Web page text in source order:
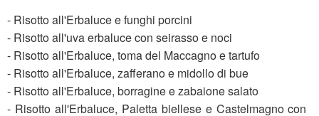
- Risotto all'Erbaluce e funghi porcini
- Risotto all'uva erbaluce con seirasso e noci
- Risotto all'Erbaluce, toma del Maccagno e tartufo
- Risotto all'Erbaluce, zafferano e midollo di bue
- Risotto all'Erbaluce, borragine e zabaione salato
- Risotto all'Erbaluce, Paletta biellese e Castelmagno con